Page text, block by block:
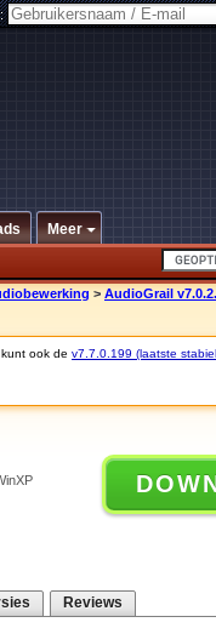
Meer
> AudioGrail
ook de v7.7.0.199 (laatste
Reviews